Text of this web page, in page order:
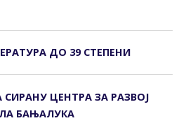
ДО 39 СТЕПЕНИ
СИРАНУ ЦЕНТРА ЗА РАЗВОЈ
БАЊАЛУКА